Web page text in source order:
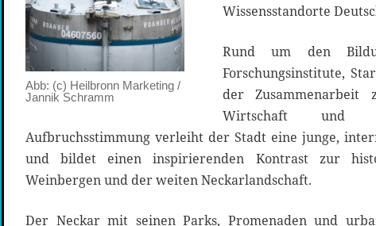
Abb: (c) Heilbronn Marketing /
Jannik Schramm
Wissensstandorte
Rund um den
Forschungsinstitute,
der Zusammenarbeit
Wirtschaft und
Aufbruchsstimmung verleiht der Stadt eine junge,
und bildet einen inspirierenden Kontrast zur
Weinbergen und der weiten Neckarlandschaft.
Der Neckar mit seinen Parks, Promenaden und